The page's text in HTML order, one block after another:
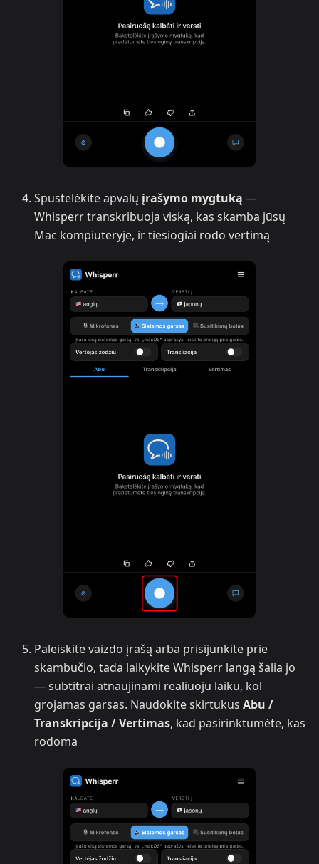
Spustelėkite apvalų įrašymo mygtuką —
Whisperr transkribuoja viską, kas skamba jūsų
Mac kompiuteryje, ir tiesiogiai rodo vertimą
Paleiskite vaizdo įrašą arba prisijunkite prie
skambučio, tada laikykite Whisperr langą šalia jo
— subtitrai atnaujinami realiuoju laiku, kol
grojamas garsas. Naudokite skirtukus Abu /
Transkripcija / Vertimas, kad pasirinktumėte, kas
rodoma